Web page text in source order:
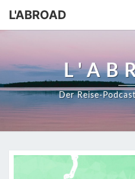
Skip
L'ABROAD
Der Reise-